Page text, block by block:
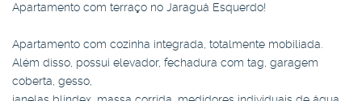
Apartamento com terraço no Jaraguá Esquerdo!
Apartamento com cozinha integrada, totalmente mobiliada.
Além disso, possui elevador, fechadura com tag, garagem
coberta, gesso,